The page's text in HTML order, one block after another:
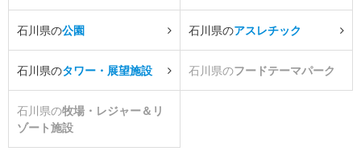
石川県の公園 石川県のアスレチック
石川県のタワー・展望施設 石川県のフードテーマパーク
石川県の牧場・レジャー＆リ
ゾート施設